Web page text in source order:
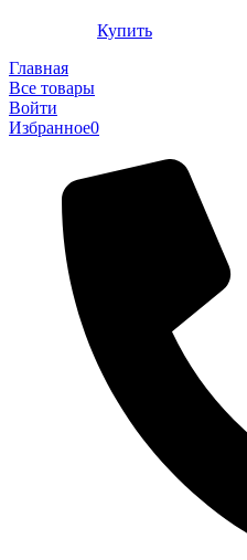
Купить
Главная
Все товары
Войти
Избранное0